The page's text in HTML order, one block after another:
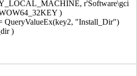
r'Software\gci
)
QueryValueEx(key2, "Install_Dir")
)